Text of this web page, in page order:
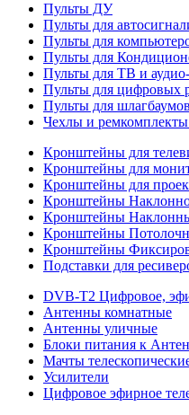
Пульты ДУ
Пульты для
Пульты для
Пульты для
Пульты для ТВ и
Пульты для цифровых
Пульты для
Чехлы и
Кронштейны для
Кронштейны для
Кронштейны для
Кронштейны
Кронштейны
Кронштейны
Кронштейны
Подставки для
DVB-T2 Цифровое,
Антенны комнатные
Антенны уличные
Блоки питания к
Мачты
Усилители
Цифровое эфирное